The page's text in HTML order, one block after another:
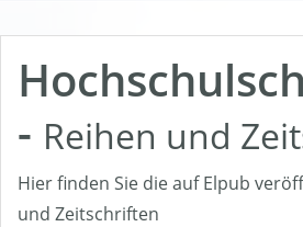
- Reihen und
Hier finden Sie die auf Elpub
und Zeitschriften